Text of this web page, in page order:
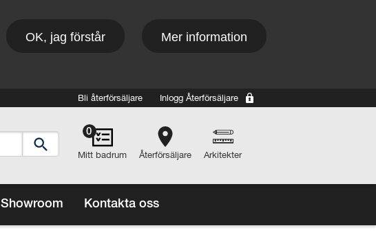
OK, jag förstår Mer information
Bli återförsäljare Inlogg Återförsäljare
0
Mitt badrum Återförsäljare Arkitekter
Showroom Kontakta oss